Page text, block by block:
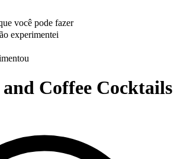
você pode fazer
experimentei
Coffee Cocktails